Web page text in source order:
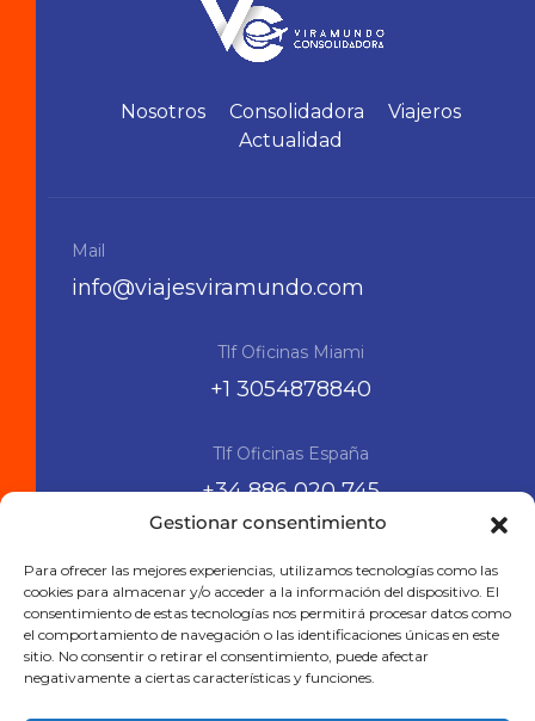
Gestionar consentimiento
Para ofrecer las mejores experiencias, utilizamos tecnologías como las
cookies para almacenar y/o acceder a la información del dispositivo. El
consentimiento de estas tecnologías nos permitirá procesar datos como
el comportamiento de navegación o las identificaciones únicas en este
sitio. No consentir o retirar el consentimiento, puede afectar
negativamente a ciertas características y funciones.
Nosotros Consolidadora
Viajeros
Actualidad
Mail
info@viajesviramundo.com
Tlf Oficinas Miami
+1 3054878840
Tlf Oficinas España
+34 886 020 745